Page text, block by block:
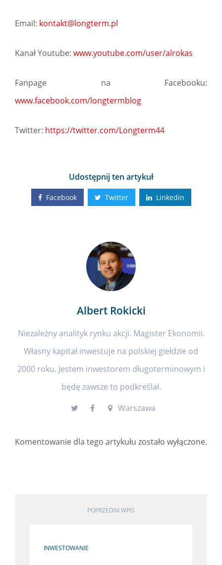
Email: kontakt@longterm.pl
Kanał Youtube: www.youtube.com/user/alrokas
Fanpage na Facebooku:
www.facebook.com/longtermblog
Twitter: https://twitter.com/Longterm44
Udostępnij ten artykuł
Facebook Twitter Linkedin
Albert Rokicki
Niezależny analityk rynku akcji. Magister Ekonomii.
Własny kapitał inwestuje na polskiej giełdzie od
2000 roku. Jestem inwestorem długoterminowym i
będę zawsze to podkreślał.
Warszawa
Komentowanie dla tego artykułu zostało wyłączone.
POPRZEDNI WPIS
INWESTOWANIE